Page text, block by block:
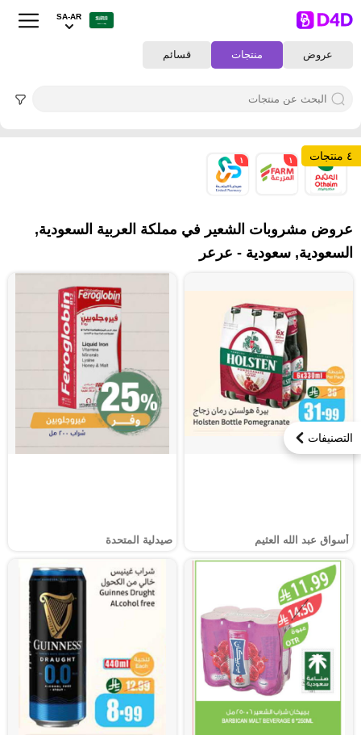
عروض منتجات قسائم
SA-AR
التصنيفات
٤ منتجات ٢ ١ ١
عروض مشروبات الشعير في مملكة العربية السعودية,
السعودية, سعودية - عرعر
أسواق عبد الله العثيم صيدلية المتحدة